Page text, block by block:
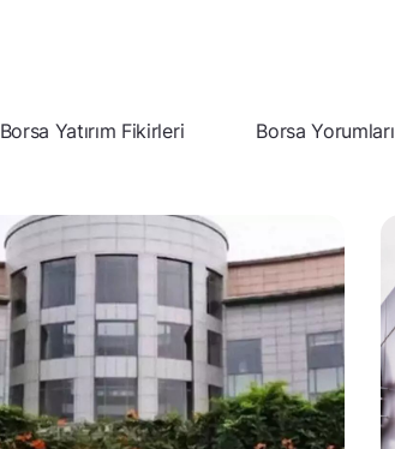
Borsa Yatırım Fikirleri Borsa Yorumları